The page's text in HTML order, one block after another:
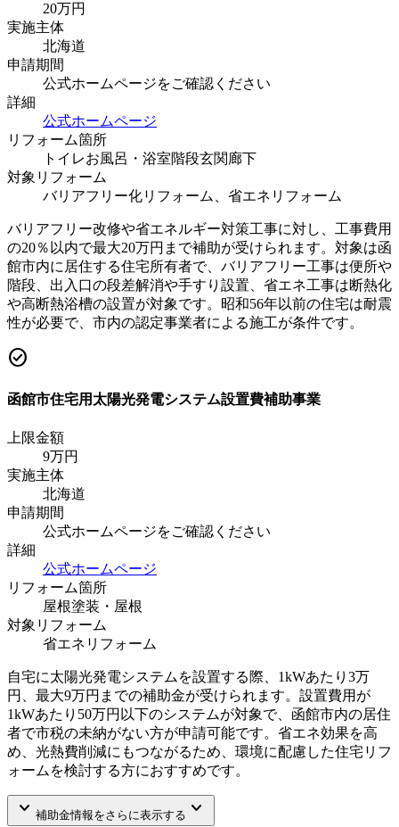
20万円
実施主体
北海道
申請期間
公式ホームページをご確認ください
詳細
公式ホームページ
リフォーム箇所
トイレお風呂・浴室階段玄関廊下
対象リフォーム
バリアフリー化リフォーム、省エネリフォーム
バリアフリー改修や省エネルギー対策工事に対し、工事費用
の20％以内で最大20万円まで補助が受けられます。対象は函
館市内に居住する住宅所有者で、バリアフリー工事は便所や
階段、出入口の段差解消や手すり設置、省エネ工事は断熱化
や高断熱浴槽の設置が対象です。昭和56年以前の住宅は耐震
性が必要で、市内の認定事業者による施工が条件です。
check_circle
函館市住宅用太陽光発電システム設置費補助事業
上限金額
9万円
実施主体
北海道
申請期間
公式ホームページをご確認ください
詳細
公式ホームページ
リフォーム箇所
屋根塗装・屋根
対象リフォーム
省エネリフォーム
自宅に太陽光発電システムを設置する際、1kWあたり3万
円、最大9万円までの補助金が受けられます。設置費用が
1kWあたり50万円以下のシステムが対象で、函館市内の居住
者で市税の未納がない方が申請可能です。省エネ効果を高
め、光熱費削減にもつながるため、環境に配慮した住宅リフ
ォームを検討する方におすすめです。
keyboard_arrow_down 補助金情報をさらに表示する keyboard_arrow_down